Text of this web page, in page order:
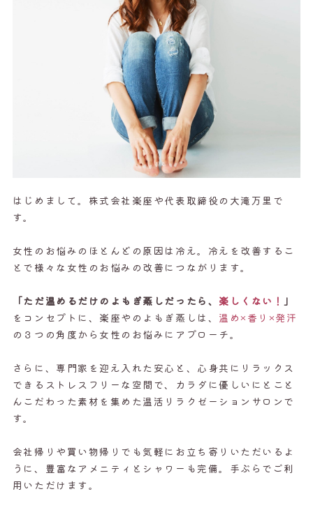
はじめまして。株式会社楽座や代表取締役の大滝万里で
す。
女性のお悩みのほとんどの原因は冷え。冷えを改善するこ
とで様々な女性のお悩みの改善につながります。
「ただ温めるだけのよもぎ蒸しだったら、 楽しくない！ 」
をコンセプトに、楽座やのよもぎ蒸しは、 温め×香り×発汗
の３つの角度から女性のお悩みにアプローチ。
さらに、専門家を迎え入れた安心と、心身共にリラックス
できるストレスフリーな空間で、カラダに優しいにとこと
んこだわった素材を集めた温活リラクゼーションサロンで
す。
会社帰りや買い物帰りでも気軽にお立ち寄りいただいるよ
うに、豊富なアメニティとシャワーも完備。手ぶらでご利
用いただけます。